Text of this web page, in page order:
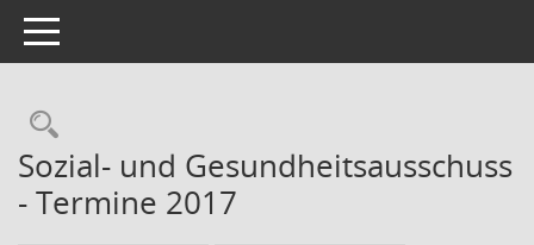
Toggle navigation
Sozial- und Gesundheitsausschuss
- Termine 2017